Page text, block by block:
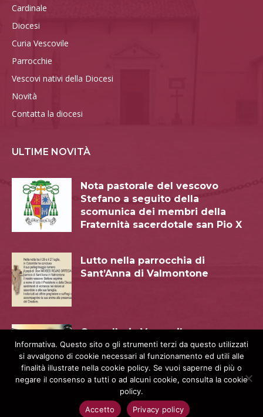
Cardinale
Diocesi
Curia Vescovile
Parrocchie
Vescovi nativi della Diocesi
Novità
Contatta la diocesi
ULTIME NOVITÀ
Nota pastorale del vescovo
Stefano a seguito della
scomunica dei membri della
Fraternità sacerdotale san Pio X
Lutto nella parrocchia di
Sant’Anna di Valmontone
Cancelleria Vescovile e
Protocollo Matrimoni: pausa
estiva dal 18.08 al 7.09. 2026
Informativa. Questo sito o gli strumenti terzi da questo utilizzati
si avvalgono di cookie necessari al funzionamento ed utili alle
finalità illustrate nella cookie policy. Se vuoi saperne di più o
negare il consenso a tutti o ad alcuni cookie, consulta la cookie
policy.
Accetto
Privacy policy